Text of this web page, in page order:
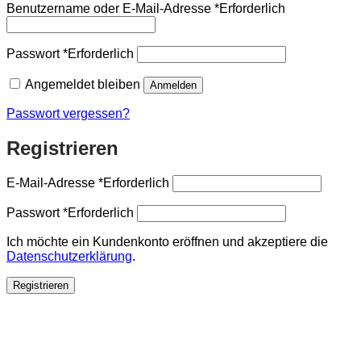
Benutzername oder E-Mail-Adresse *Erforderlich
Passwort*Erforderlich
Angemeldet bleiben Anmelden
Passwort vergessen?
Registrieren
E-Mail-Adresse *Erforderlich
Passwort*Erforderlich
Ich möchte ein Kundenkonto eröffnen und akzeptiere die
Datenschutzerklärung.
Registrieren